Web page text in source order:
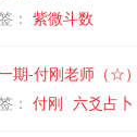
： 紫微斗数
期-付刚老师（☆）
： 付刚 六爻占卜